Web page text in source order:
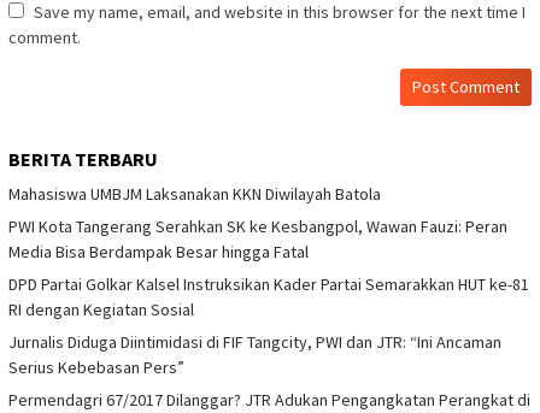
Save my name, email, and website in this browser for the next time I
comment.
BERITA TERBARU
Mahasiswa UMBJM Laksanakan KKN Diwilayah Batola
PWI Kota Tangerang Serahkan SK ke Kesbangpol, Wawan Fauzi: Peran
Media Bisa Berdampak Besar hingga Fatal
DPD Partai Golkar Kalsel Instruksikan Kader Partai Semarakkan HUT ke-81
RI dengan Kegiatan Sosial
Jurnalis Diduga Diintimidasi di FIF Tangcity, PWI dan JTR: “Ini Ancaman
Serius Kebebasan Pers”
Permendagri 67/2017 Dilanggar? JTR Adukan Pengangkatan Perangkat di